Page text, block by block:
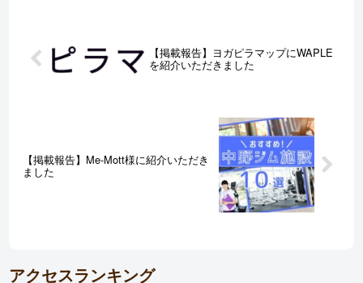
【掲載報告】ヨガピラマップにWAPLE
を紹介いただきました
【掲載報告】Me-Mott様に紹介いただき
ました
アクセスランキング